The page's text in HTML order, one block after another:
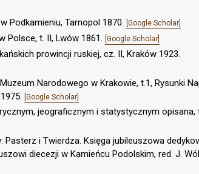
Podkamieniu, Tarnopol 1870. [Google Scholar]
Polsce, t. II, Lwów 1861. [Google Scholar]
prowincji ruskiej, cz. II, Kraków 1923.
Narodowego w Krakowie, t.1, Rysunki
[Google Scholar]
jeograficznym i statystycznym opisana,
Pasterz i Twierdza. Księga jubileuszowa
diecezji w Kamieńcu Podolskim, red. J.